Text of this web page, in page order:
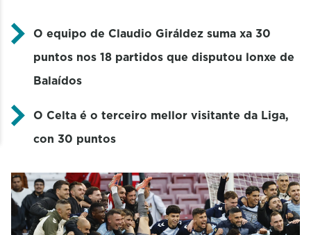
O equipo de Claudio Giráldez suma xa 30
puntos nos 18 partidos que disputou lonxe de
Balaídos
O Celta é o terceiro mellor visitante da Liga,
con 30 puntos